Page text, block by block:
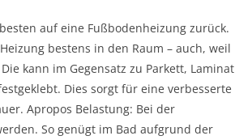
auf eine Fußbodenheizung zurück.
bestens in den Raum – auch, weil
kann im Gegensatz zu Parkett, Laminat
Dies sorgt für eine verbesserte
Apropos Belastung: Bei der
So genügt im Bad aufgrund der